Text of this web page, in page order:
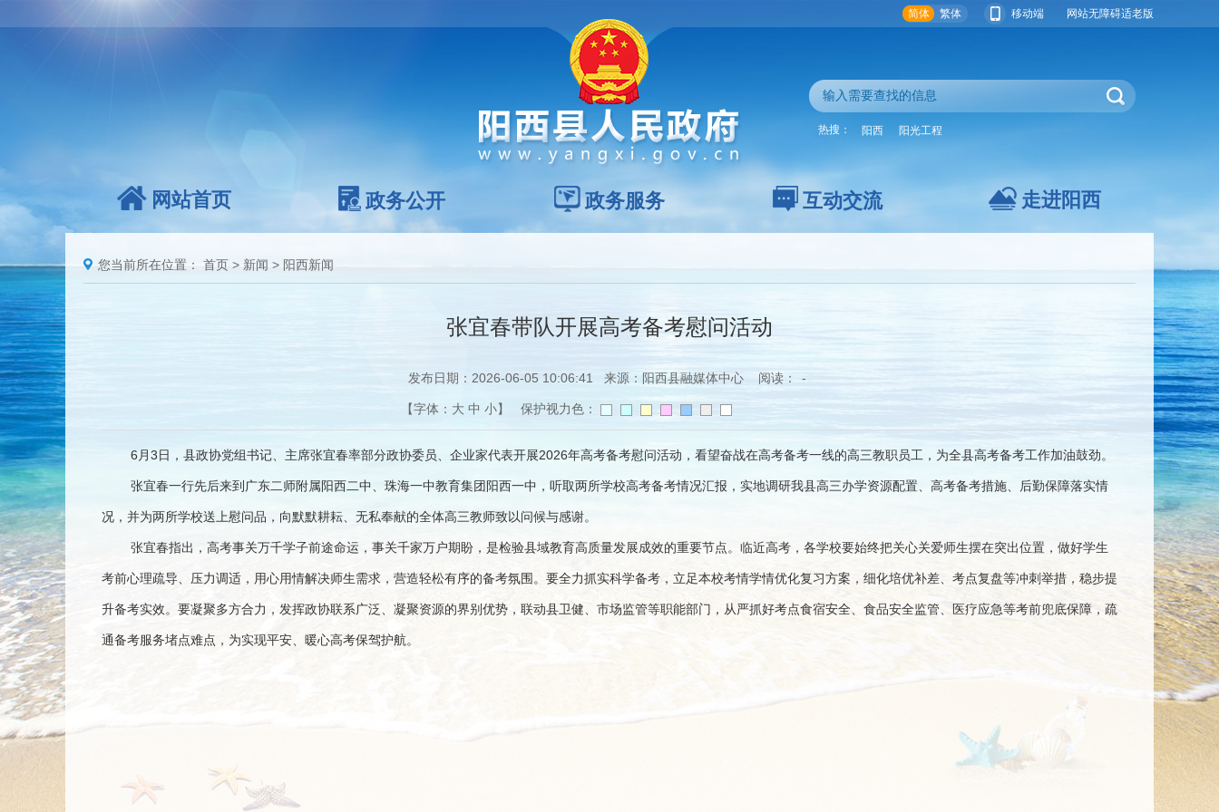
简体 繁体 移动端 网站无障碍适老版
热搜： 阳西 阳光工程
网站首页 政务公开 政务服务 互动交流 走进阳西
您当前所在位置： 首页 > 新闻 > 阳西新闻
张宜春带队开展高考备考慰问活动
发布日期：2026-06-05 10:06:41 来源：阳西县融媒体中心 阅读： -
【字体： 大 中 小】 保护视力色：
6月3日，县政协党组书记、主席张宜春率部分政协委员、企业家代表开展2026年高考备考慰问活动，看望奋战在高考备考一线的高三教职员工，为全县高考备考工作加油鼓劲。
张宜春一行先后来到广东二师附属阳西二中、珠海一中教育集团阳西一中，听取两所学校高考备考情况汇报，实地调研我县高三办学资源配置、高考备考措施、后勤保障落实情
况，并为两所学校送上慰问品，向默默耕耘、无私奉献的全体高三教师致以问候与感谢。
张宜春指出，高考事关万千学子前途命运，事关千家万户期盼，是检验县域教育高质量发展成效的重要节点。临近高考，各学校要始终把关心关爱师生摆在突出位置，做好学生
考前心理疏导、压力调适，用心用情解决师生需求，营造轻松有序的备考氛围。要全力抓实科学备考，立足本校考情学情优化复习方案，细化培优补差、考点复盘等冲刺举措，稳步提
升备考实效。要凝聚多方合力，发挥政协联系广泛、凝聚资源的界别优势，联动县卫健、市场监管等职能部门，从严抓好考点食宿安全、食品安全监管、医疗应急等考前兜底保障，疏
通备考服务堵点难点，为实现平安、暖心高考保驾护航。